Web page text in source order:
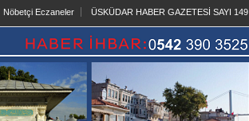
Nöbetçi Eczaneler ÜSKÜDAR HABER GAZETESİ SAYI 149
SELDA ÇAPAR
SİCİLYA DAĞLARINDA NAZIM
HİKMET'LE BULUŞMA
NEVİN ÇUBUKOĞLU